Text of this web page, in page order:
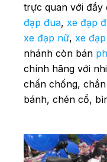
trực quan với đầy
đạp đua, xe đạp
xe đạp nữ, xe
nhánh còn bán
chính hãng với
chấn chống,
bánh, chén cổ,